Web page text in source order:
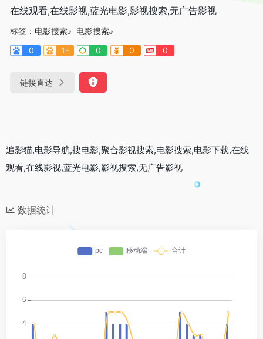
在线观看,在线影视,蓝光电影,影视搜索,无广告影视
标签： 电影搜索
电影搜索
0
1- 0 0 0
链接直达
追影猫,电影导航,搜电影,聚合影视搜索,电影搜索,电影下载,在线
观看,在线影视,蓝光电影,影视搜索,无广告影视
数据统计